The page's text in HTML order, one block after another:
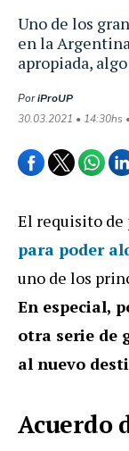
Uno de los
en la
apropiada,
PoriProUP
30.03.2021 • 14:30hs
El requisito de
para poder
uno de los
En especial,
otra serie de
al nuevo
Acuerdo